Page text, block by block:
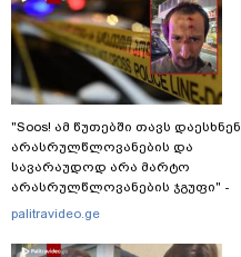
"Soos! ამ წუთებში თავს დაესხნენ
არასრულწლოვანების და
სავარაუდოდ არა მარტო
არასრულწლოვანების ჯგუფი" -
რა ინფორმაციას ავრცელებს
palitravideo.ge